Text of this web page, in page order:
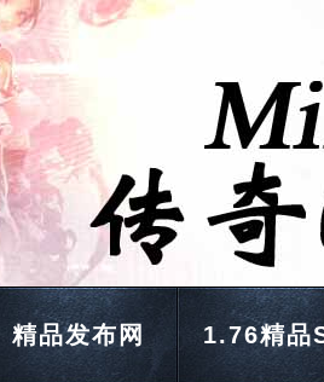
精品发布网 1.76精品